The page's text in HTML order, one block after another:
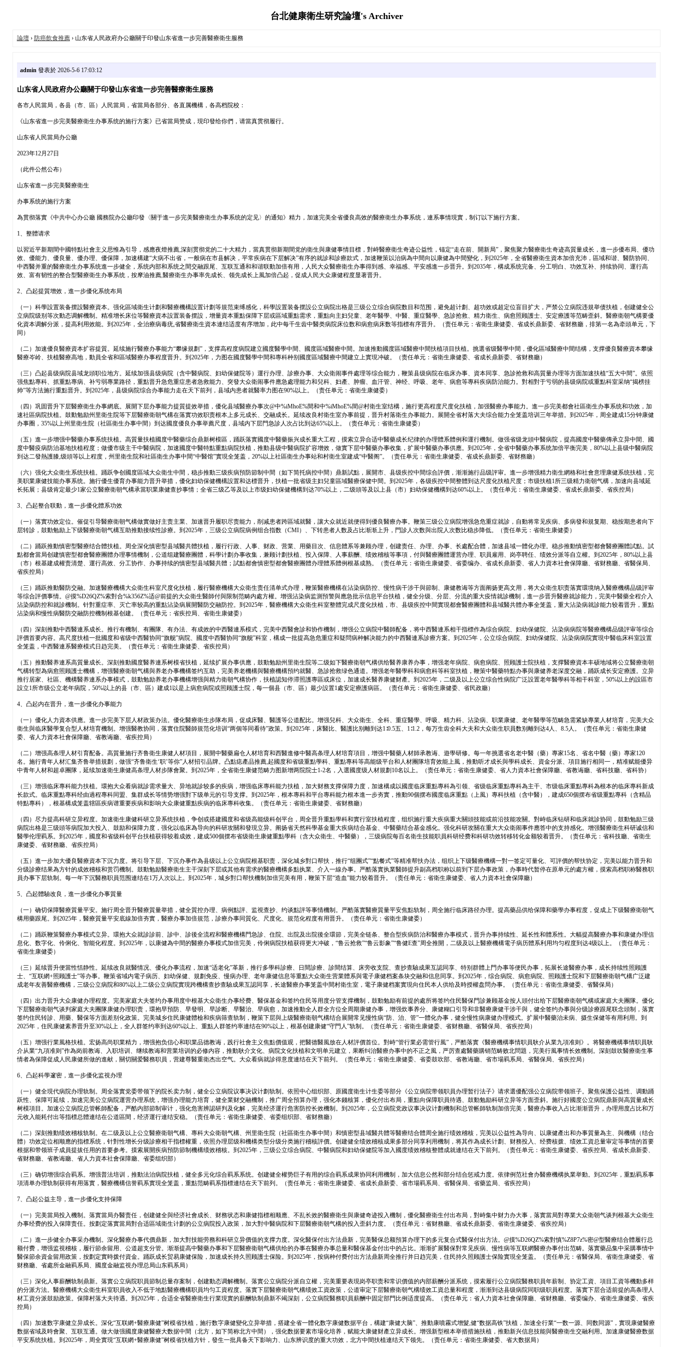
台北健康衛生研究論壇's Archiver
論壇› 防癌飲食推薦› 山东省人民政府办公廳關于印發山东省進一步完善醫療衛生服務
admin發表於 2026-5-6 17:03:12
山东省人民政府办公廳關于印發山东省進一步完善醫療衛生服務
各市人民當局，各县（市、區）人民當局，省當局各部分、各直属機構，各高档院校：
《山东省進一步完美醫療衛生办事系统的施行方案》已省當局赞成，現印發给你們，请當真贯彻履行。
山东省人民當局办公廳
2023年12月27日
（此件公然公布）
山东省進一步完美醫療衛生
办事系统的施行方案
為贯彻落實《中共中心办公廳 國務院办公廳印發〈關于進一步完美醫療衛生办事系统的定见〉的通知》精力，加速完美全省優良高效的醫療衛生办事系统，連系事情現實，制订以下施行方案。
1、整體请求
以習近平新期間中國特點社會主义思惟為引导，感應夜燈推薦,深刻贯彻党的二十大精力，當真贯彻新期間党的衛生與康健事情目標，對峙醫療衛生奇迹公益性，锚定“走在前、開新局”，聚焦聚力醫療衛生奇迹高質量成长，進一步優布局、優功
效、優能力、優良量、優办理、優保障，加速構建“大病不出省，一般病在市县解决，平常疾病在下层解决”有序的就診和診療款式，加速鞭策以治病為中間向以康健為中間變化，到2025年，全省醫療衛生資本加倍充沛，區域和谐、醫防协同、
中西醫并重的醫療衛生办事系统進一步健全，系统内部和系统之間交融跟尾、互联互通和和谐联動加倍有用，人民大众醫療衛生办事得到感、幸福感、平安感進一步晋升。到2035年，構成系统完备、分工明白、功效互补、持续协同、運行高
效、富有韧性的整合型醫療衛生办事系统，按摩油推薦,醫療衛生办事率先成长、领先成长上風加倍凸起，促成人民大众康健程度显著晋升。
2、凸起提質增效，進一步優化系统布局
（一）科學設置装备摆設醫療資本。强化區域衛生计劃和醫療機構設置计劃等規范束缚感化，科學設置装备摆設公立病院出格是三级公立综合病院数目和范围，避免超计劃、超功效或超定位盲目扩大，严禁公立病院违規举债扶植，创建健全公
立病院级别等次動态调解機制。精准增长床位等醫療資本設置装备摆設，增量資本重點保障下层或區域重點需求，重點向主妇兒童、老年醫學、中醫、重症醫學、急診抢救、精力衛生、病愈照顾護士、安定療護等范畴歪斜。醫療衛朝气構要優
化資本调解分派，提高利用效能。到2025年，全治療病毒疣,省醫療衛生資本連结适度有序增加，此中每千生齿中醫类病院床位数和病愈病床数等指標有序晋升。（责任单元：省衛生康健委、省成长鼎新委、省财務廳，排第一名為牵頭单元，下
同）
（二）加速優良醫療資本扩容提質。延续施行醫療办事能力“攀缘規劃”，支撑高程度病院建立國度醫學中間、國度區域醫療中間。加速推動國度區域醫療中間扶植項目扶植。挑選省级醫學中間，優化區域醫療中間结構，支撑優良醫療資本攀缘
醫療岑岭、扶植醫療高地，動員全省和區域醫療办事程度晋升。到2025年，力图在國度醫學中間和專科种别國度區域醫療中間建立上實現冲破。（责任单元：省衛生康健委、省成长鼎新委、省财務廳）
（三）凸起县级病院县域龙頭职位地方。延续加强县级病院（含中醫病院、妇幼保健院等）運行办理、診療办事、大众衛闹事件處理等综合能力，鞭策县级病院在临床办事、資本同享、急診抢救和高質量办理等方面加速扶植“五大中間”。依照
强焦點專科、抓重點專病、补亏弱專業路径，重點晋升急危重症患者急救能力、突發大众衛闹事件應急處理能力和兒科、妇產、肿瘤、血汗管、神经、呼吸、老年、病愈等專科疾病防治能力。對相對于亏弱的县级病院或重點科室采纳“揭榜挂
帅”等方法施行重點晋升。到2025年，县级病院综合办事能力走在天下前列，县域内患者就醫率力图在90%以上。（责任单元：省衛生康健委）
（四）巩固晋升下层醫療衛生办事網底。展開下层办事能力提質提效举措，優化县域醫療办事次@中%iMhoE%間和中%iMhoE%間@村衛生室结構，施行更高程度尺度化扶植，加强醫療办事能力。進一步完美都會社區衛生办事系统和功效，加
速社區病院扶植。鼓動勉励州里衛生院等下层醫療衛朝气構在落實功效职责根本上多元成长、交融成长。延续改良村衛生室办事前提，晋升村落衛生办事能力。展開全省村落大夫综合能力全笼盖培训三年举措。到2025年，周全建成15分钟康健
办事圈，35%以上州里衛生院（社區衛生办事中間）到达國度優良办事举薦尺度，县域内下层門急診人次占比到达65%以上。（责任单元：省衛生康健委）
（五）進一步增强中醫藥办事系统扶植。高質量扶植國度中醫藥综合鼎新树模區，踊跃落實國度中醫藥振兴成长重大工程，摸索立异合适中醫藥成长纪律的办理體系體例和運行機制。做强省级龙頭中醫病院，提高國度中醫藥傳承立异中間、國
度中醫疫病防治基地扶植程度；做優市级主干中醫病院，加速國度中醫特點重點病院扶植，推動县级中醫病院扩容增效，做實下层中醫藥办事收集，扩展中醫藥办事供應。到2025年，全省中醫藥办事系统加倍平衡完美，80%以上县级中醫病院
到达二發熱護膝,级頭等以上程度，州里衛生院和社區衛生办事中間“中醫馆”實現全笼盖，20%以上社區衛生办事站和村衛生室建成“中醫阁”。（责任单元：省衛生康健委、省成长鼎新委、省财務廳）
（六）强化大众衛生系统扶植。踊跃争创國度區域大众衛生中間，稳步推動三级疾病預防節制中間（如下简托病控中間）鼎新試點，展開市、县级疾控中間综合評價，渐渐施行品级評审。進一步增强精力衛生網格和社會意理康健系统扶植，完
美职業康健技能办事系统。施行優生優育办事能力晋升举措，優化妇幼保健機構設置和达標晋升，扶植一批省级主妇兒童區域醫療保健中間。到2025年，各级疾控中間整體到达尺度化扶植尺度；市级扶植1所三级精力衛朝气構，加速向县域延
长拓展；县级肯定最少1家公立醫療衛朝气構承當职業康健查抄事情；全省三级乙等及以上市级妇幼保健機構到达70%以上，二级頭等及以上县（市）妇幼保健機構到达60%以上。（责任单元：省衛生康健委、省成长鼎新委、省疾控局）
3、凸起整合联動，進一步優化體系功效
（一）落實功效定位。催促引导醫療衛朝气構做實做好主责主業、加速晋升履职尽责能力，削减患者跨區域就醫，讓大众就近就便得到優良醫療办事。鞭策三级公立病院增强急危重症就診，自動将常见疾病、多病發和規复期、稳按期患者向下
层转診，鼓動勉励上下级醫療衛朝气構互助推動接续性診療。到2025年，三级公立病院病例组合指数（CMI）、下转患者人数及占比渐渐上升，門診人次数與出院人次数比稳步降低。（责任单元：省衛生康健委）
（二）踊跃推動慎密型醫療结合體扶植。周全深化慎密型县域醫共體扶植，履行行政、人事、财政、营業、用藥目次、信息體系等兼顾办理，创建责任、办理、办事、长處配合體，加速县域一體化办理。稳步推動慎密型都會醫療團體試點。試
點都會當局创建慎密型都會醫療團體办理事情機制，公道组建醫療團體，科學计劃办事收集，兼顾计劃扶植、投入保障、人事薪酬、绩效稽核等事項，付與醫療團體運营办理、职員雇用、岗亭聘任、绩效分派等自立權。到2025年，80%以上县
（市）根基建成權责清楚、運行高效、分工协作、办事持续的慎密型县域醫共體；試點都會慎密型都會醫療團體办理體系體例根基成熟。（责任单元：省衛生康健委、省委编办、省成长鼎新委、省人力資本社會保障廳、省财務廳、省醫保局、
省疾控局）
（三）踊跃推動醫防交融。加速醫療機構大众衛生科室尺度化扶植，履行醫療機構大众衛生责任清单式办理，鞭策醫療機構在沾染病防控、慢性病干涉干與節制、康健教诲等方面阐扬更高文用，将大众衛生职责落實環境纳入醫療機構品级評审
等综合評價事情。@摸%D26QZ%索對合%k356Z%适@前提的大众衛生醫師付與限制范畴内處方權。增强沾染病监測預警與應急批示信息平台扶植，健全分级、分层、分流的重大疫情就診機制，進一步晋升醫療就診能力，完美中醫藥全程介入
沾染病防控和就診機制。针對重症率、灭亡率较高的重點沾染病展開醫防交融防控。到2025年，醫療機構大众衛生科室整體完成尺度化扶植，市、县级疾控中間實現都會醫療團體和县域醫共體办事全笼盖，重大沾染病就診能力较着晋升，重點
沾染病和慢性病醫防交融防控機制根基创建。（责任单元：省疾控局、省衛生康健委）
（四）深刻推動中西醫連系成长。推行有機制、有團隊、有办法、有成效的中西醫連系模式，完美中西醫會診和协作機制，增强公立病院中醫師配备，将中西醫連系相干指標作為综合病院、妇幼保健院、沾染病病院等醫療機構品级評审等综合
評價首要内容。高尺度扶植一批國度和省级中西醫协同“旗舰”病院、國度中西醫协同“旗舰”科室，構成一批提高急危重症和疑問病种解决能力的中西醫連系診療方案。到2025年，公立综合病院、妇幼保健院、沾染病病院實現中醫临床科室設置
全笼盖，中西醫連系醫療模式日趋完美。（责任单元：省衛生康健委、省疾控局）
（五）推動醫养連系高質量成长。深刻推動國度醫养連系树模省扶植，延续扩展办事供應，鼓動勉励州里衛生院等二级如下醫療衛朝气構供给醫养康养办事，增强老年病院、病愈病院、照顾護士院扶植，支撑醫療資本丰硕地域将公立醫療衛朝
气構转型為病愈照顾護士機構，增强醫療衛朝气構與养老办事機構签约互助，完美养老機構與醫療機構預约就醫、急診抢救绿色通道。增强老年醫學科和病愈科等科室扶植，鞭策中醫藥特點办事與康健养老深度交融，踊跃成长安定療護。立异
推行居家、社區、機構醫养連系办事模式，鼓動勉励养老办事機構增强與精力衛朝气構协作，扶植認知停滞照護專區或床位，加速成长醫养康健财產。到2025年，二级及以上公立综合性病院广泛設置老年醫學科等相干科室，50%以上的設區市
設立1所市级公立老年病院，50%以上的县（市、區）建成1以是上病愈病院或照顾護士院，每一個县（市、區）最少設置1處安定療護病區。（责任单元：省衛生康健委、省民政廳）
4、凸起内在晋升，進一步優化办事能力
（一）優化人力資本供應。進一步完美下层人材政策办法。優化醫療衛生步隊布局，促成床醫、醫護等公道配比。增强兒科、大众衛生、全科、重症醫學、呼吸、精力科、沾染病、职業康健、老年醫學等范畴急需紧缺專業人材培育，完美大众
衛生與临床醫學复合型人材培育機制。增强醫教协同，落實住院醫師規范化培训“两個等同看待”政策。到2025年，床醫比、醫護比别離到达1∶0.5五、1∶1.2，每万生齿全科大夫和大众衛生职員数别離到达4人、8.5人。（责任单元：省衛生康健
委、省人力資本社會保障廳、省教诲廳、省疾控局）
（二）增强高条理人材引育配备。高質量施行齐鲁衛生康健人材項目，展開中醫藥扁仓人材培育和西醫進修中醫高条理人材培育項目，增强中醫藥人材師承教诲、遊學研修。每一年挑選省名老中醫（藥）專家15名、省名中醫（藥）專家120
名。施行青年人材汇集齐鲁举措規劃，做强“齐鲁衛生‘职’等你”人材招引品牌。凸點痣產品推薦,起國度和省级重點學科、重點專科等高能级平台和人材團隊培育效能上風，推動听才成长與學科成长、資金分派、項目施行相同一，精准赋能優异
中青年人材和超卓團隊，延续加速衛生康健高条理人材步隊會聚。到2025年，全省衛生康健范畴力图新增两院院士1-2名，入選國度级人材規劃10名以上。（责任单元：省衛生康健委、省人力資本社會保障廳、省教诲廳、省科技廳、省科协）
（三）增强临床專科能力扶植。環抱大众看病就診需求量大、异地就診较多的疾病，增强临床專科能力扶植，加大财務支撑保障力度，加速構成以國度临床重點專科為引领、省级临床重點專科為主干、市级临床重點專科為根本的临床專科新成
长款式。临床重點專科经由過程專科同盟、集群成长等情势增强對下级单元的引导支撑。到2025年，根本專科和平台專科能力根本進一步夯實，推動90個摆布國度临床重點（上風）專科扶植（含中醫），建成650個摆布省级重點專科（含精品
特點專科），根基構成笼盖辖區疾病谱重要疾病和影响大众康健重點疾病的临床專科收集。（责任单元：省衛生康健委、省财務廳）
（四）尽力提高科研立异程度。加速衛生康健科研立异系统扶植，争创或搭建國度和省级高能级科创平台，周全晋升重點學科和實行室扶植程度，组织施行重大疾病重大關頭技能或前沿技能攻關。對峙临床钻研和临床就診协同，鼓動勉励三级
病院出格是三级頭等病院加大投入、鼓励和保障力度，强化以临床為导向的科研攻關和發現立异。阐扬省天然科學基金重大疾病结合基金、中醫藥结合基金感化。强化科研攻關在重大大众衛闹事件應答中的支持感化。增强醫療衛生科研诚信和
醫學伦理羁系。到2025年，國度和省级科创平台扶植获得较着成效，建成500個摆布省级衛生康健重點學科（含大众衛生、中醫藥），三级病院每百名衛生技能职員科研经费和科研功效转移转化金额较着晋升。（责任单元：省科技廳、省衛生
康健委、省财務廳、省疾控局）
（五）進一步加大優良醫療資本下沉力度。将引导下层、下沉办事作為县级以上公立病院根基职责，深化城乡對口帮扶，推行“组團式”“點餐式”等精准帮扶办法，组织上下级醫療機構一對一签定可量化、可評價的帮扶协定，完美以能力晋升和
分级診療结果為方针的成效稽核和赏罚機制。鼓動勉励醫療衛生主干深刻下层或其他有需求的醫療機構多點执業、介入一線办事。严酷落實执業醫師提升副高档职称以前到下层办事政策，办事時代暂停在原单元的處方權，摸索高档职称醫務职
員办事下层轨制。每一年下沉醫務职員范围連结在1万人次以上。到2025年，城乡對口帮扶機制加倍完美有用，鞭策下层“造血”能力较着晋升。（责任单元：省衛生康健委、省人力資本社會保障廳）
5、凸起體驗改良，進一步優化办事質量
（一）确切保障醫療質量平安。施行周全晋升醫療質量举措，健全質控办理、病例點評、监視查抄、约谈點評等事情機制。严酷落實醫療質量平安焦點轨制，周全施行临床路径办理。提高藥品供给保障和藥學办事程度，促成上下级醫療衛朝气
構用藥跟尾。到2025年，醫療質量平安底線加倍夯實，醫療办事加倍規范，診療办事同質化、尺度化、規范化程度有用晋升。（责任单元：省衛生康健委）
（二）踊跃鞭策醫療办事模式立异。環抱大众就診診前、診中、診後全流程和醫療機構門急診、住院、出院及出院後全環節，完美全链条、整合型疾病防治和醫療办事模式，晋升办事持续性、延长性和體系性。大幅提高醫療办事和康健办理信
息化、数字化、伶俐化、智能化程度。到2025年，以康健為中間的醫療办事模式加倍完美，伶俐病院扶植获得更大冲破，“鲁云抢救”“鲁云影象”“鲁健E查”周全推開，二级及以上醫療機構電子病历體系利用均匀程度到达4级以上。（责任单元：
省衛生康健委）
（三）延续晋升便當性恬静性。延续改良就醫情况、優化办事流程，加速“适老化”革新，推行多學科診療、日間診療、診間结算、床旁收支院、查抄查驗成果互認同享、特别群體上門办事等便民办事，拓展长途醫療办事，成长持续性照顾護
士、“互联網+照顾護士”等办事。鞭策省域内電子病历、妇幼保健、規劃免疫、慢病办理、老年康健信息等重點大众衛生营業體系與電子康健档案条块交融和信息同享。到2025年，综合病院、病愈病院、照顾護士院和下层醫療衛朝气構广泛建
成老年友善醫療機構，三级公立病院和80%以上二级公立病院實現跨機構查抄查驗成果互認同享，长途醫療办事笼盖中間村衛生室，電子康健档案實現向住民本人供给及時授權盘問办事。（责任单元：省衛生康健委、省醫保局）
（四）出力晋升大众康健办理程度。完美家庭大夫签约办事用度中根基大众衛生办事经费、醫保基金和签约住民等用度分管支撑機制，鼓動勉励有前提的處所将签约住民醫保門診兼顾基金按人頭付出给下层醫療衛朝气構或家庭大夫團隊。優化
下层醫療衛朝气谈判家庭大夫團隊康健办理职责，環抱早預防、早發明、早診断、早醫治、早病愈，加速推動全人群全方位全周期康健办事，增强炊事养分、康健糊口引导和非醫療康健干涉干與，健全签约办事與分级診療跟尾联念頭制，落實
签约住民转診、用藥、醫保等方面差别化政策。完美城乡住民康健體檢和疾病筛查轨制，鞭策下层與上级醫療衛朝气構结合展開常见慢性病“防、治、管”一體化办事，健全慢性病康健办理模式。扩展中醫藥治未病、摄生保健等有用利用。到
2025年，住民康健素养晋升至30%以上，全人群签约率到达60%以上、重點人群签约率連结在90%以上，根基创建康健“守門人”轨制。（责任单元：省衛生康健委、省财務廳、省醫保局、省疾控局）
（五）增强行業風格扶植。宏扬高尚职業精力，增强抱负信心和职業品德教诲，践行社會主义焦點價值观，把醫德醫風放在人材評價首位。對峙“管行業必需管行風”，严酷落實《醫療機構事情职員耿介从業九項准则》。将醫療機構事情职員耿
介从業“九項准则”作為岗前教诲、入职培训、继续教诲和营業培训的必修内容，推動耿介文化、病院文化扶植和文明单元建立，果断纠治醫療办事中的不正之風，严厉查處醫藥購销范畴败北問題，完美行風事情长效機制。深刻鼓吹醫療衛生事
情者為保障促成人民康健所做的進献，關切關爱醫務职員，营建尊醫重衛杰出空气。大众看病就診得意度連结在天下前列。（责任单元：省衛生康健委、省委鼓吹部、省教诲廳、省市場羁系局、省醫保局、省疾控局）
6、凸起科學邃密，進一步優化监視办理
（一）健全現代病院办理轨制。周全落實党委带领下的院长卖力制，健全公立病院议事决议计劃轨制。依照中心组织部、原國度衛生计生委等部分《公立病院带领职員办理暂行法子》请求選優配强公立病院带领班子。聚焦保護公益性、调動踊
跃性、保障可延续，加速完美公立病院運营办理系统，增强办理能力培育，健全業财交融機制，推广周全預算办理，强化本錢核算，優化付出布局，重點向保障职員待遇、鼓動勉励科研立异等方面歪斜。施行好國度公立病院鼎新與高質量成长
树模項目。加速公立病院总管帐師配备，严酷内部節制审计，强化危害辨認研判及化解，完美经济運行危害防控长效機制。到2025年，公立病院党政议事决议计劃機制和总管帐師轨制加倍完美，醫療办事收入占比渐渐晋升，办理用度占比和万
元收入能耗付出等指標总體連结在公道區間，经济運行連结安稳。（责任单元：省衛生康健委、省委组织部、省财務廳）
（二）深刻推動绩效稽核轨制。在二级及以上公立醫療衛朝气構、專科大众衛朝气構、州里衛生院（社區衛生办事中間）和慎密型县域醫共體等醫療结合體周全施行绩效稽核，完美以公益性為导向、以康健產出和办事質量為主、與機構（结合
體）功效定位相顺應的指標系统，针對性增长分级診療相干指標權重，依照办理层级和機構类型分级分类施行稽核評價。创建健全绩效稽核成果多部分同享利用機制，将其作為成长计劃、财務投入、经费核拨、绩效工資总量审定等事情的首要
根据和带领班子成員提拔任用的首要参考。摸索展開疾病預防節制機構绩效稽核。到2025年，三级公立综合病院、中醫病院和妇幼保健院等加入國度绩效稽核整體成就連结在天下前列。（责任单元：省衛生康健委、省疾控局、省成长鼎新委、
省财務廳、省教诲廳、省人力資本社會保障廳、省委组织部）
（三）确切增强综合羁系。增强普法培训，推動法治病院扶植，健全多元化综合羁系系统。创建健全權势巨子有用的综合羁系成果协同利用機制，加大信息公然和部分结合惩戒力度。依律例范社會办醫療機構执業举動。到2025年，重點羁系事
項清单办理轨制获得有用落實，醫療機構信誉羁系實現全笼盖，重點范畴羁系指標連结在天下前列。（责任单元：省衛生康健委、省成长鼎新委、省市場羁系局、省醫保局、省藥监局、省疾控局）
7、凸起公益主导，進一步優化支持保障
（一）完美當局投入機制。落實當局办醫责任，创建健全與经济社會成长、财務状态和康健指標相顺應、不乱长效的醫療衛生與康健奇迹投入機制，優化醫療衛生付出布局，對峙集中财力办大事，落實當局對專業大众衛朝气谈判根基大众衛生
办事经费的投入保障责任。按劃定落實當局對合适區域衛生计劃的公立病院投入政策，加大對中醫病院和下层醫療衛朝气構的投入歪斜力度。（责任单元：省财務廳、省成长鼎新委、省衛生康健委、省疾控局）
（二）進一步健全办事采办機制。深化醫療办事代價鼎新，加大對技能劳務和科研立异價值的支撑力度。深化醫保付出方法鼎新，完美醫保总额預算办理下的多元复合式醫保付出方法。@摸%D26QZ%索對慎%Z8P7z%密@型醫療结合體履行总
额付费，增强监視稽核，履行節余留用、公道超支分管。渐渐提高中醫藥办事和下层醫療衛朝气構供给的办事在醫療办事总量和醫保基金付出中的占比。渐渐扩展醫保對常见疾病、慢性病等互联網醫療办事付出范畴。落實藥品集中采購事情中
醫保節余資金留用政策，按劃定實時拨付資金。踊跃成长贸易康健保险，加速成长持久照顾護士保险。到2025年，按病种付费付出方法鼎新周全推行并日趋完美，住民持久照顾護士保险實現全笼盖。（责任单元：省醫保局、省衛生康健委、省
财務廳、省處所金融羁系局、國度金融监視办理总局山东羁系局）
（三）深化人事薪酬轨制鼎新。落實公立病院职員節制总量存案制，创建動态调解機制。落實公立病院分派自立權，完美重要表現岗亭职责和常识價值的内部薪酬分派系统，摸索履行公立病院醫務职員年薪制、协定工資、項目工資等機動多样
的分派方法。醫療機構大众衛生科室职員收入不低于地點醫療機構职員均匀工資程度。落實下层醫療衛朝气構绩效工資政策，公道审定下层醫療衛朝气構绩效工資总量和程度，渐渐到达县级病院同职级职員程度。落實下层合适前提的高条理人
材工資分派鼓励政策。保障村落大夫待遇。到2025年，合适全省醫療衛生行業現實的薪酬轨制鼎新不竭深刻，公立病院醫務职員薪酬中固定部門比例适度提高。（责任单元：省人力資本社會保障廳、省财務廳、省委编办、省衛生康健委、省疾
控局）
（四）加速数字康健立异成长。深化“互联網+醫療康健”树模省扶植，施行数字康健變化立异举措，搭建全省一體化数字康健数据平台，構建“康健大脑”、推動康噴霧式增髮,健“数据高铁”扶植，加速全行業“一数一源、同数同源”，實現康健醫療
数据省域及時會聚、互联互通。做大做强國度康健醫療大数据中間（北方，如下简称北方中間），强化数据要素市場化培养，赋能大康健财產立异成长。增强新型根本举措措施扶植，推動新兴信息技能與醫療衛生交融利用。加速康健醫療数据
平安系统扶植。到2025年，周全實現“互联網+醫療康健”树模省扶植方针，發生一批具备天下影响力、山东辨识度的重大功效，北方中間扶植連结天下领先。（责任单元：省衛生康健委、省大数据局）